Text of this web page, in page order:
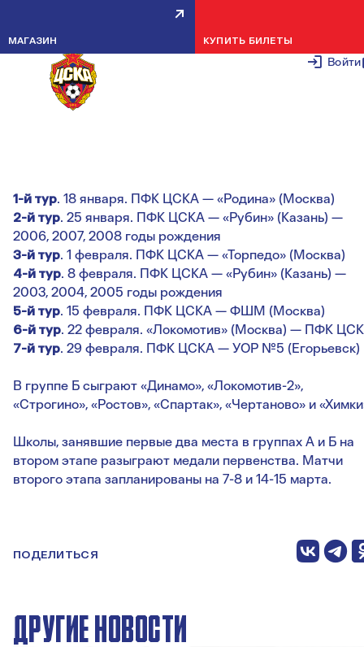
Войти
МАГАЗИН КУПИТЬ БИЛЕТЫ
АРМЕЙЦЕВ ЖДЁТ СТАРТ В
ЗИМНЕМ ПЕРВЕНСТВЕ
1-й тур. 18 января. ПФК ЦСКА — «Родина» (Москва)
2-й тур. 25 января. ПФК ЦСКА — «Рубин» (Казань) —
2006, 2007, 2008 годы рождения
3-й тур. 1 февраля. ПФК ЦСКА — «Торпедо» (Москва)
4-й тур. 8 февраля. ПФК ЦСКА — «Рубин» (Казань) —
2003, 2004, 2005 годы рождения
5-й тур. 15 февраля. ПФК ЦСКА — ФШМ (Москва)
6-й тур. 22 февраля. «Локомотив» (Москва) — ПФК
7-й тур. 29 февраля. ПФК ЦСКА — УОР №5 (Егорьевск)
В группе Б сыграют «Динамо», «Локомотив-2»,
«Строгино», «Ростов», «Спартак», «Чертаново» и
Школы, занявшие первые два места в группах А и Б на
втором этапе разыграют медали первенства. Матчи
второго этапа запланированы на 7-8 и 14-15 марта.
ПОДЕЛИТЬСЯ
ДРУГИЕ НОВОСТИ